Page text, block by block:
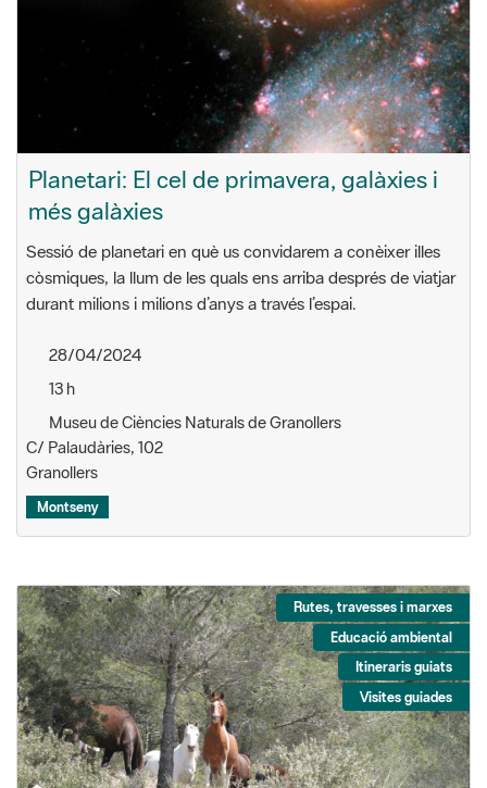
Planetari: El cel de primavera, galàxies i
més galàxies
Sessió de planetari en què us convidarem a conèixer illes
còsmiques, la llum de les quals ens arriba després de viatjar
durant milions i milions d’anys a través l’espai.
28/04/2024
13 h
Museu de Ciències Naturals de Granollers
C/ Palaudàries, 102
Granollers
Montseny
Rutes, travesses i marxes
Educació ambiental
Itineraris guiats
Visites guiades